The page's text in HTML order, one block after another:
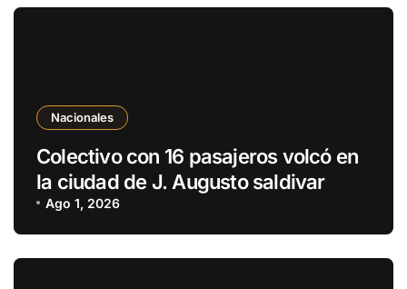
Nacionales
Colectivo con 16 pasajeros volcó en
la ciudad de J. Augusto saldivar
Ago 1, 2026